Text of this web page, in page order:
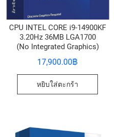
CPU INTEL CORE i9-14900KF
3.20Hz 36MB LGA1700
(No Integrated Graphics)
17,900.00฿
หยิบใส่ตะกร้า